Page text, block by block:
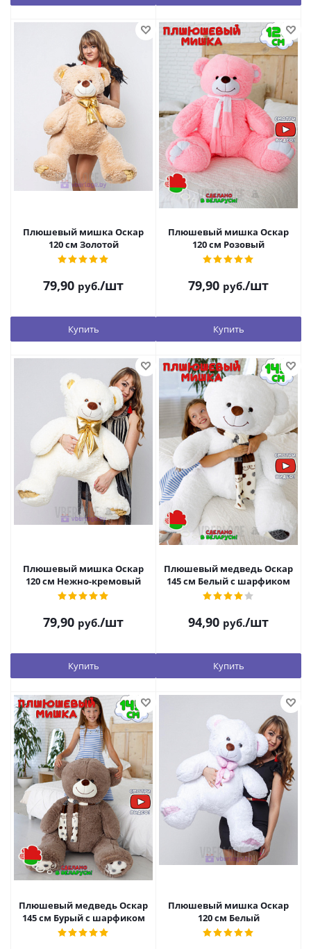
Плюшевый мишка Оскар
120 см Золотой
79,90 руб./шт
Купить
Плюшевый мишка Оскар
120 см Розовый
79,90 руб./шт
Купить
Плюшевый мишка Оскар
120 см Нежно-кремовый
79,90 руб./шт
Купить
Плюшевый медведь Оскар
145 см Белый с шарфиком
94,90 руб./шт
Купить
Плюшевый медведь Оскар
145 см Бурый с шарфиком
Плюшевый мишка Оскар
120 см Белый